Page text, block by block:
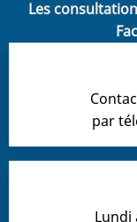
Les
par
Lundi